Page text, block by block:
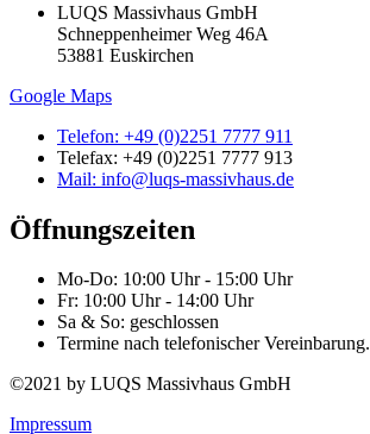
LUQS Massivhaus GmbH
Schneppenheimer Weg 46A
53881 Euskirchen
Google Maps
Telefon: +49 (0)2251 7777 911
Telefax: +49 (0)2251 7777 913
Mail: info@luqs-massivhaus.de
Öffnungszeiten
Mo-Do: 10:00 Uhr - 15:00 Uhr
Fr: 10:00 Uhr - 14:00 Uhr
Sa & So: geschlossen
Termine nach telefonischer Vereinbarung.
©2021 by LUQS Massivhaus GmbH
Impressum